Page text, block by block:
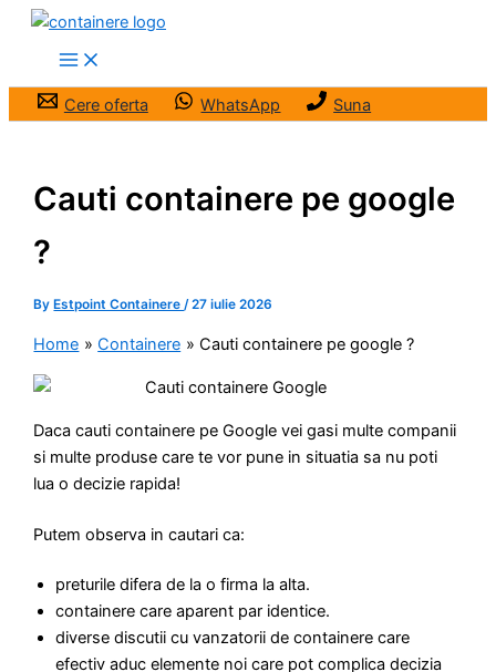
Skip
Cere oferta
WhatsApp Suna
Cauti containere pe google
?
By Estpoint Containere/27 iulie 2026
Home Containere Cauti containere pe google ?
Daca cauti containere pe Google vei gasi multe companii
si multe produse care te vor pune in situatia sa nu poti
lua o decizie rapida!
Putem observa in cautari ca:
preturile difera de la o firma la alta.
containere care aparent par identice.
diverse discutii cu vanzatorii de containere care
efectiv aduc elemente noi care pot complica decizia